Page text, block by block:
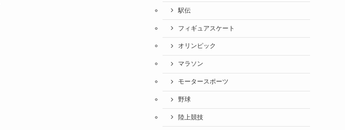
駅伝
フィギュアスケート
オリンピック
マラソン
モータースポーツ
野球
陸上競技